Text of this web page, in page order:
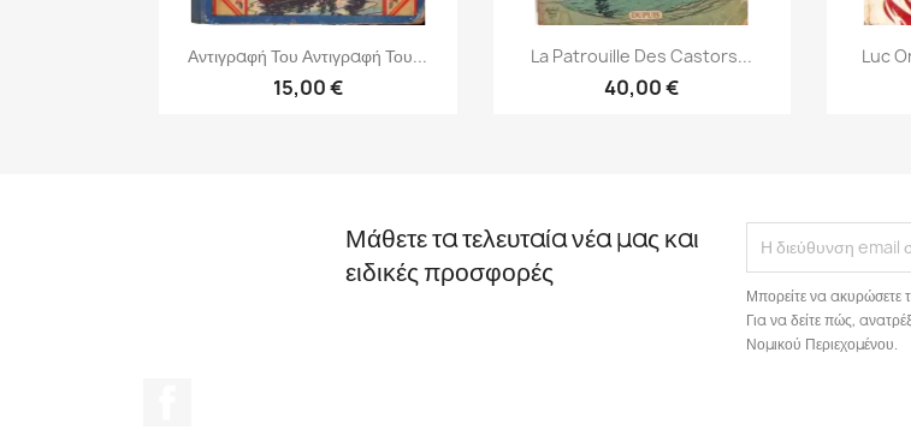
Γρήγορη προβολή
Αντιγραφή Του Αντιγραφή Του...
15,00 €
Γρήγορη προβολή
La Patrouille Des Castors...
40,00 €

Luc
Μάθετε τα τελευταία νέα μας και
ειδικές προσφορές
Μπορείτε να ακυρώσετε
Για να δείτε πώς,
Νομικού Περιεχομένου.